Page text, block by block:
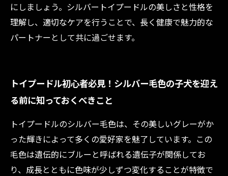
にしましょう。シルバートイプードルの美しさと性格を
理解し、適切なケアを行うことで、長く健康で魅力的な
パートナーとして共に過ごせます。
トイプードル初心者必見！シルバー毛色の子犬を迎え
る前に知っておくべきこと
トイプードルのシルバー毛色は、その美しいグレーがか
った輝きによって多くの愛好家を魅了しています。この
毛色は遺伝的にブルーと呼ばれる遺伝子が関係してお
り、成長とともに色味が少しずつ変化することが特徴で